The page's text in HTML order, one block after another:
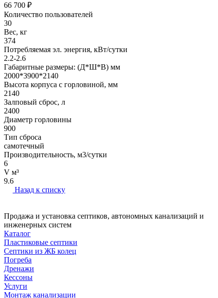
66 700 ₽
Количество пользователей
30
Вес, кг
374
Потребляемая эл. энергия, кВт/сутки
2.2-2.6
Габаритные размеры: (Д*Ш*В) мм
2000*3900*2140
Высота корпуса с горловиной, мм
2140
Залповый сброс, л
2400
Диаметр горловины
900
Тип сброса
самотечный
Производительность, м3/сутки
6
V м³
9.6
Назад к списку
Продажа и установка септиков, автономных канализаций и
инженерных систем
Каталог
Пластиковые септики
Септики из ЖБ колец
Погреба
Дренажи
Кессоны
Услуги
Монтаж канализации